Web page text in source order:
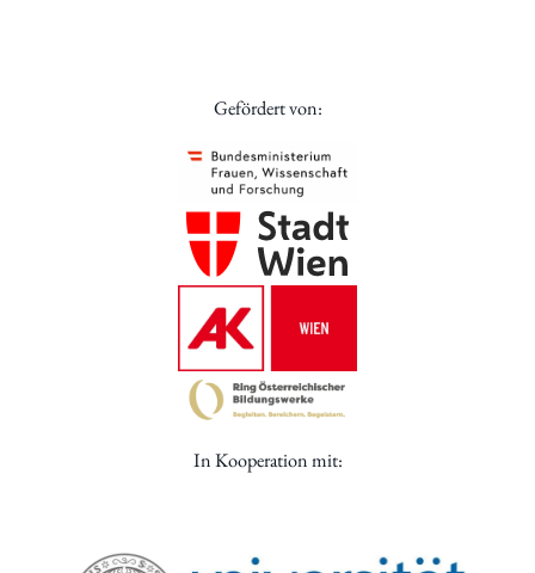
Gefördert von:
In Kooperation mit: